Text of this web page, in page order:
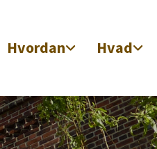
Hvordan Hvad